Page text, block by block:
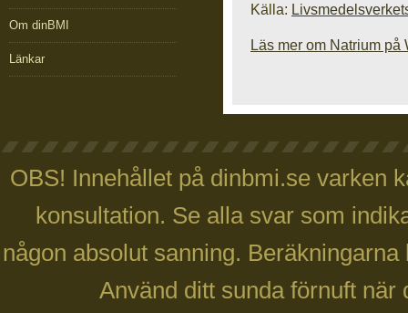
Om dinBMI
Länkar
Källa:
Läs mer om Natrium på
OBS! Innehållet på dinbmi.se varken
konsultation. Se alla svar som
någon absolut sanning.
Använd ditt sunda förnuft